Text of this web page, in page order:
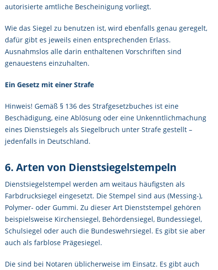
autorisierte amtliche Bescheinigung vorliegt.
Wie das Siegel zu benutzen ist, wird ebenfalls genau geregelt,
dafür gibt es jeweils einen entsprechenden Erlass.
Ausnahmslos alle darin enthaltenen Vorschriften sind
genauestens einzuhalten.
Ein Gesetz mit einer Strafe
Hinweis! Gemäß § 136 des Strafgesetzbuches ist eine
Beschädigung, eine Ablösung oder eine Unkenntlichmachung
eines Dienstsiegels als Siegelbruch unter Strafe gestellt –
jedenfalls in Deutschland.
6. Arten von Dienstsiegelstempeln
Dienstsiegelstempel werden am weitaus häufigsten als
Farbdrucksiegel eingesetzt. Die Stempel sind aus (Messing-),
Polymer- oder Gummi. Zu dieser Art Dienststempel gehören
beispielsweise Kirchensiegel, Behördensiegel, Bundessiegel,
Schulsiegel oder auch die Bundeswehrsiegel. Es gibt sie aber
auch als farblose Prägesiegel.
Die sind bei Notaren üblicherweise im Einsatz. Es gibt auch